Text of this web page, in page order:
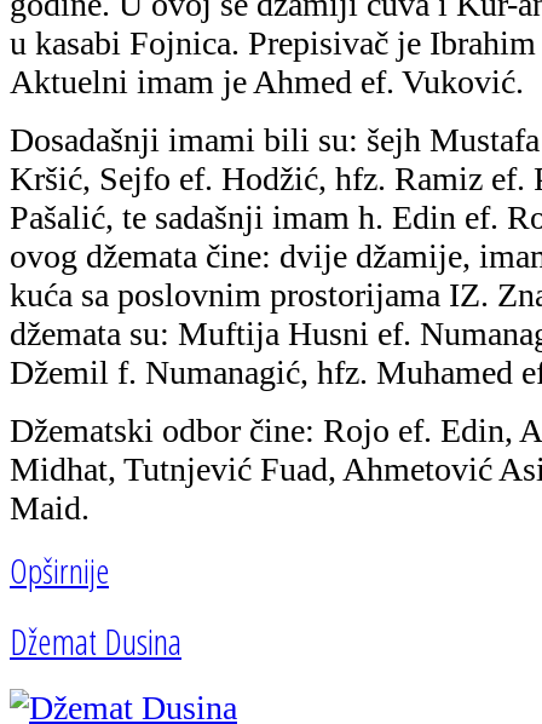
u kasabi Fojnica. Prepisivač je
Aktuelni imam je Ahmed ef. Vuković.
Dosadašnji imami bili su: šejh
Kršić, Sejfo ef. Hodžić, hfz. Ramiz ef.
Pašalić, te sadašnji imam h. Edin ef.
ovog džemata čine: dvije džamije,
kuća sa poslovnim prostorijama IZ.
džemata su: Muftija Husni ef.
Džemil f. Numanagić, hfz. Muhamed
Džematski odbor čine: Rojo ef. Edin,
Midhat, Tutnjević Fuad, Ahmetović
Maid.
Opširnije
Džemat Dusina